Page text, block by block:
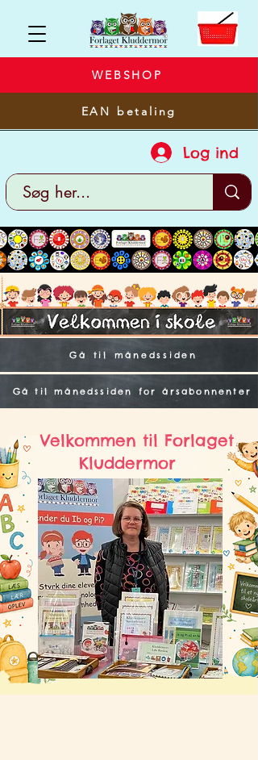
WEBSHOP
EAN betaling
Log ind
Gå til månedssiden
Gå til månedssiden for årsabonnenter
Velkommen til Forlaget
Kluddermor